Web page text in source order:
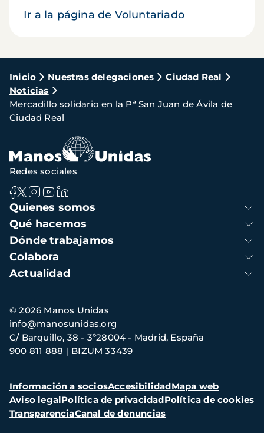
Ir a la página de Voluntariado
Ruta
de
navegación
Inicio Nuestras delegaciones
Ciudad Real
Noticias
Mercadillo solidario en la Pª San Juan de Ávila de
Ciudad Real
Navegación
principal
Quienes somos
Qué hacemos
Dónde trabajamos
Colabora
Actualidad
Redes sociales
Información
de
contacto
© 2026 Manos Unidas
C/ Barquillo, 38 - 3º28004 - Madrid, España
900 811 888
BIZUM 33439
info@manosunidas.org
Menú
secundario
Información a sociosAccesibilidadMapa web
Aviso legalPolítica de privacidadPolítica de cookies
TransparenciaCanal de denuncias